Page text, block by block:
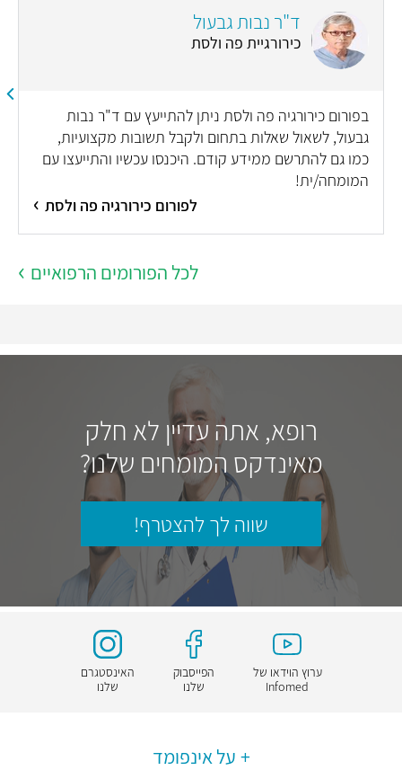
ד"ר נבות גבעול
כירורגיית פה ולסת
בפורום כירורגיה פה ולסת ניתן להתייעץ עם ד"ר נבות
גבעול, לשאול שאלות בתחום ולקבל תשובות מקצועיות,
כמו גם להתרשם ממידע קודם. היכנסו עכשיו והתייעצו עם
המומחה/ית!
לפורום כירורגיה פה ולסת
לכל הפורומים הרפואיים
רופא, אתה עדיין לא חלק
מאינדקס המומחים שלנו?
שווה לך להצטרף!
ערוץ הוידאו של
Infomed
הפייסבוק
שלנו
האינסטגרם
שלנו
על אינפומד